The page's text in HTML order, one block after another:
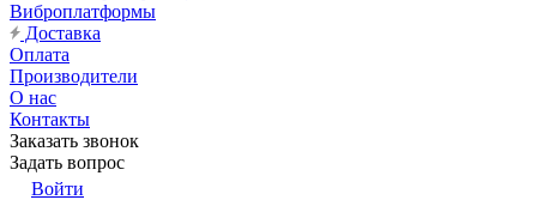
Виброплатформы
Доставка
Оплата
Производители
О нас
Контакты
Заказать звонок
Задать вопрос
Войти